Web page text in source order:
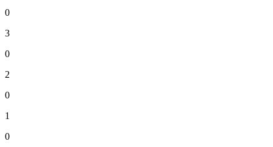
0
3
0
2
0
1
0